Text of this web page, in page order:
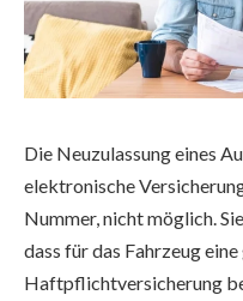
Die Neuzulassung eines
elektronische
Nummer, nicht möglich.
dass für das Fahrzeug
Haftpflichtversicherung